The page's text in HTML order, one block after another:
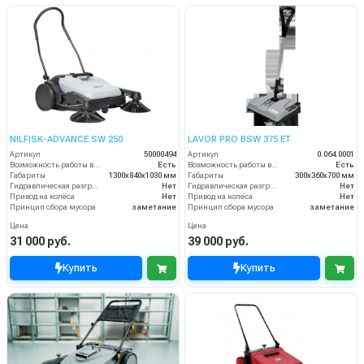
NILFISK-ADVANCE SW 250
Артикул
50000494
Возможность работы внутри помещения
Есть
Габариты
1300х840х1030 мм
Гидравлическая разгрузка
Нет
Привод на колёса
Нет
Принцип сбора мусора
заметание
Цена
31 000 руб.
Купить
LAVOR PRO BSW 375 ET
Артикул
0.064.0001
Возможность работы внутри помещения
Есть
Габариты
300х360х700 мм
Гидравлическая разгрузка
Нет
Привод на колёса
Нет
Принцип сбора мусора
заметание
Цена
39 000 руб.
Купить